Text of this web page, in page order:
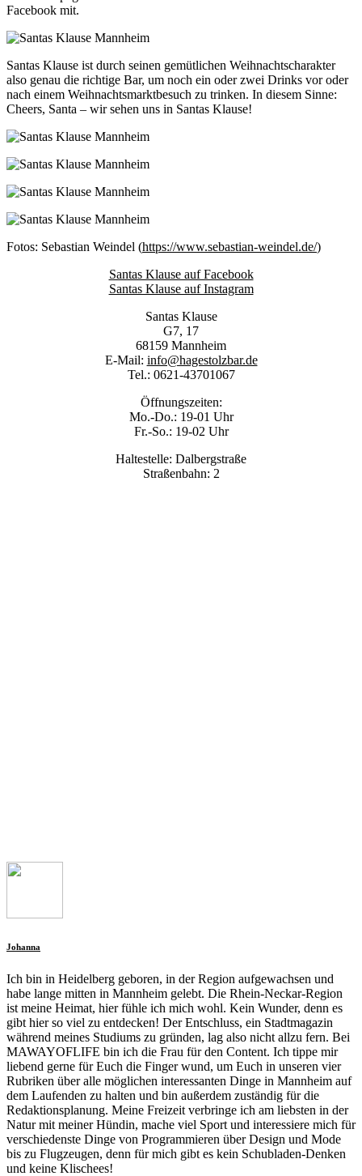
Facebook mit.
Santas Klause ist durch seinen gemütlichen Weihnachtscharakter
also genau die richtige Bar, um noch ein oder zwei Drinks vor oder
nach einem Weihnachtsmarktbesuch zu trinken. In diesem Sinne:
Cheers, Santa – wir sehen uns in Santas Klause!
Fotos: Sebastian Weindel (https://www.sebastian-weindel.de/)
Santas Klause auf Facebook
Santas Klause auf Instagram
Santas Klause
G7, 17
68159 Mannheim
E-Mail: info@hagestolzbar.de
Tel.: 0621-43701067
Öffnungszeiten:
Mo.-Do.: 19-01 Uhr
Fr.-So.: 19-02 Uhr
Haltestelle: Dalbergstraße
Straßenbahn: 2
Johanna
Ich bin in Heidelberg geboren, in der Region aufgewachsen und
habe lange mitten in Mannheim gelebt. Die Rhein-Neckar-Region
ist meine Heimat, hier fühle ich mich wohl. Kein Wunder, denn es
gibt hier so viel zu entdecken! Der Entschluss, ein Stadtmagazin
während meines Studiums zu gründen, lag also nicht allzu fern. Bei
MAWAYOFLIFE bin ich die Frau für den Content. Ich tippe mir
liebend gerne für Euch die Finger wund, um Euch in unseren vier
Rubriken über alle möglichen interessanten Dinge in Mannheim auf
dem Laufenden zu halten und bin außerdem zuständig für die
Redaktionsplanung. Meine Freizeit verbringe ich am liebsten in der
Natur mit meiner Hündin, mache viel Sport und interessiere mich für
verschiedenste Dinge von Programmieren über Design und Mode
bis zu Flugzeugen, denn für mich gibt es kein Schubladen-Denken
und keine Klischees!